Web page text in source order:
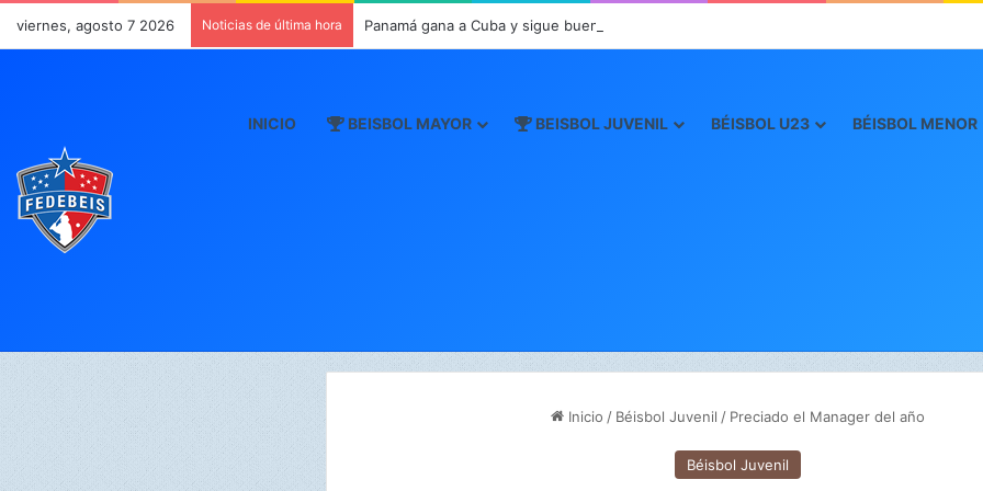
viernes, agosto 7 2026 Noticias de última hora Panamá gana a Cuba y sigue buen paso en JCDC
INICIO BEISBOL MAYOR BEISBOL JUVENIL BÉISBOL U23 BÉISBOL MENOR
Inicio / Béisbol Juvenil / Preciado el Manager del año
Béisbol Juvenil